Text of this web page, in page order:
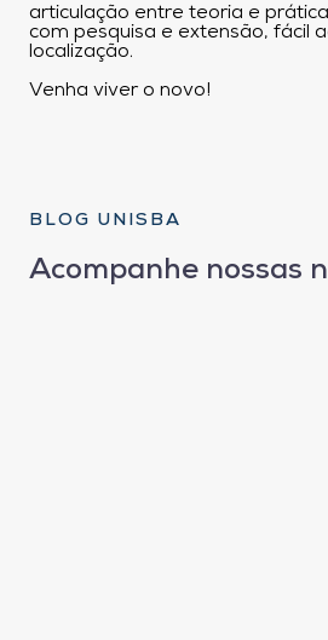
articulação entre teoria e
com pesquisa e extensão, fácil
localização.
Venha viver o novo!
BLOG UNISBA
Acompanhe nossas